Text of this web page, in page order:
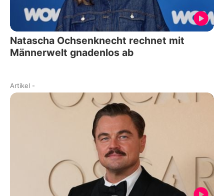
Natascha Ochsenknecht rechnet mit
Männerwelt gnadenlos ab
Artikel -